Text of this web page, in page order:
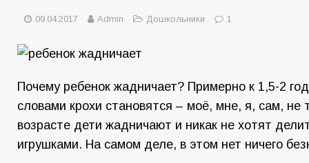
09.04.2017 Admin Дошкольники 1
Почему ребенок жадничает? Примерно к 1,5-2
словами крохи становятся – моё, мне, я, сам, не
возрасте дети жадничают и никак не хотят
игрушками. На самом деле, в этом нет ничего